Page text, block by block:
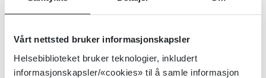
Vårt nettsted bruker informasjonskapsler
Helsebiblioteket bruker teknologier, inkludert
informasjonskapsler/«cookies» til å samle informasjon
Tema:Etikk
Dokumenttype:Retningslinjer
Utgiver:De nasjonale forskningsetiske